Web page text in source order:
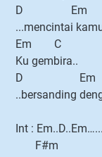
D Em
...mencintai
Em C
Ku gembira..
D Em
..bersanding
Int : Em..D..Em…...
F#m